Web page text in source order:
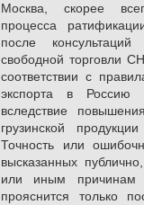
Москва, скорее
процесса
после
свободной торговли
соответствии с
экспорта в Россию
вследствие
грузинской
Точность или
высказанных
или иным причинам
прояснится только